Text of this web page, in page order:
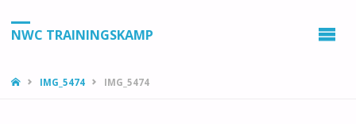
NWC TRAININGSKAMP
HOMEIMG_5474 IMG_5474